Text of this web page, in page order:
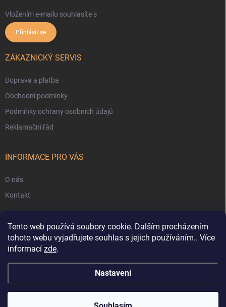
Tento web používá soubory cookie. Dalším procházením
tohoto webu vyjadřujete souhlas s jejich používáním.. Více
informací zde.
Nastavení
Vložením e-mailu souhlasíte s
Přihlásit se
ZÁKAZNICKÝ SERVIS
Doprava a platba
Obchodní podmínky
Podmínky ochrany osobních údajů
Reklamační řád
INFORMACE PRO VÁS
O nás
Kontakt
4LEGS . Všechna práva vyhrazena.